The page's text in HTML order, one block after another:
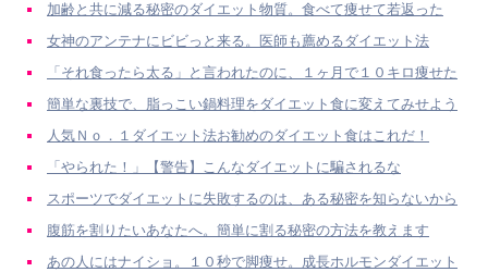
加齢と共に減る秘密のダイエット物質。食べて痩せて若返った
女神のアンテナにビビっと来る。医師も薦めるダイエット法
「それ食ったら太る」と言われたのに、１ヶ月で１０キロ痩せた
簡単な裏技で、脂っこい鍋料理をダイエット食に変えてみせよう
人気Ｎｏ．１ダイエット法お勧めのダイエット食はこれだ！
「やられた！」【警告】こんなダイエットに騙されるな
スポーツでダイエットに失敗するのは、ある秘密を知らないから
腹筋を割りたいあなたへ。簡単に割る秘密の方法を教えます
あの人にはナイショ。１０秒で脚痩せ。成長ホルモンダイエット